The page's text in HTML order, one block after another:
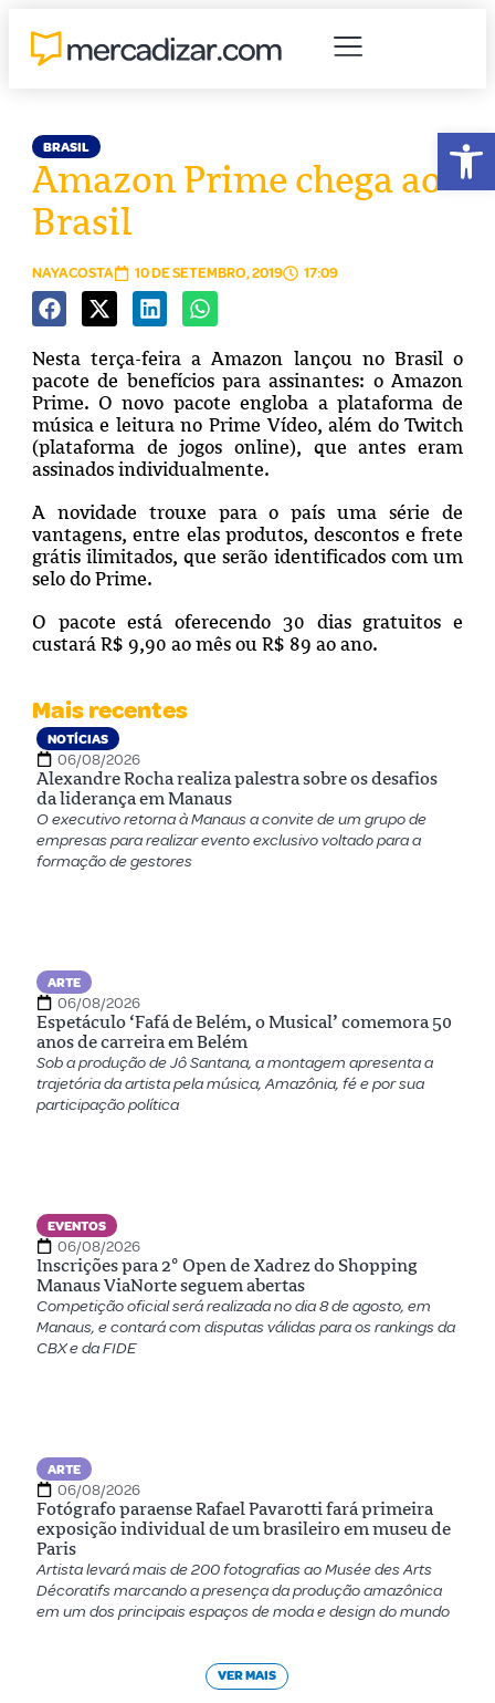
BRASIL
Amazon Prime chega ao
Brasil
NAYACOSTA 10 DE SETEMBRO, 2019 17:09
Nesta terça-feira a Amazon lançou no Brasil o
pacote de benefícios para assinantes: o Amazon
Prime. O novo pacote engloba a plataforma de
música e leitura no Prime Vídeo, além do Twitch
(plataforma de jogos online), que antes eram
assinados individualmente.
A novidade trouxe para o país uma série de
vantagens, entre elas produtos, descontos e frete
grátis ilimitados, que serão identificados com um
selo do Prime.
O pacote está oferecendo 30 dias gratuitos e
custará R$ 9,90 ao mês ou R$ 89 ao ano.
Mais recentes
NOTÍCIAS
06/08/2026
Alexandre Rocha realiza palestra sobre os desafios
da liderança em Manaus
O executivo retorna à Manaus a convite de um grupo de
empresas para realizar evento exclusivo voltado para a
formação de gestores
ARTE
06/08/2026
Espetáculo ‘Fafá de Belém, o Musical’ comemora 50
anos de carreira em Belém
Sob a produção de Jô Santana, a montagem apresenta a
trajetória da artista pela música, Amazônia, fé e por sua
participação política
EVENTOS
06/08/2026
Inscrições para 2º Open de Xadrez do Shopping
Manaus ViaNorte seguem abertas
Competição oficial será realizada no dia 8 de agosto, em
Manaus, e contará com disputas válidas para os rankings da
CBX e da FIDE
ARTE
06/08/2026
Fotógrafo paraense Rafael Pavarotti fará primeira
exposição individual de um brasileiro em museu de
Paris
Artista levará mais de 200 fotografias ao Musée des Arts
Décoratifs marcando a presença da produção amazônica
em um dos principais espaços de moda e design do mundo
VER MAIS